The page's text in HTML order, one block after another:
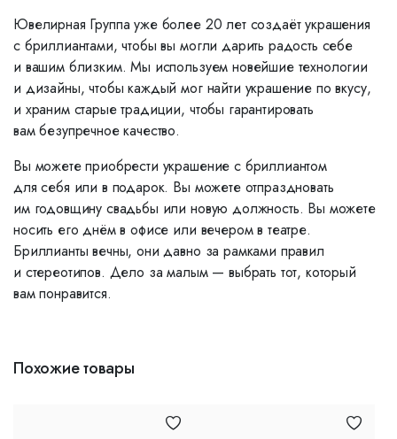
Ювелирная Группа уже более 20 лет создаёт украшения
с бриллиантами, чтобы вы могли дарить радость себе
и вашим близким. Мы используем новейшие технологии
и дизайны, чтобы каждый мог найти украшение по вкусу,
и храним старые традиции, чтобы гарантировать
вам безупречное качество.
Вы можете приобрести украшение с бриллиантом
для себя или в подарок. Вы можете отпраздновать
им годовщину свадьбы или новую должность. Вы можете
носить его днём в офисе или вечером в театре.
Бриллианты вечны, они давно за рамками правил
и стереотипов. Дело за малым — выбрать тот, который
вам понравится.
Похожие товары